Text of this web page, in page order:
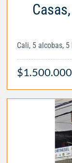
Cali, 5 alcobas,